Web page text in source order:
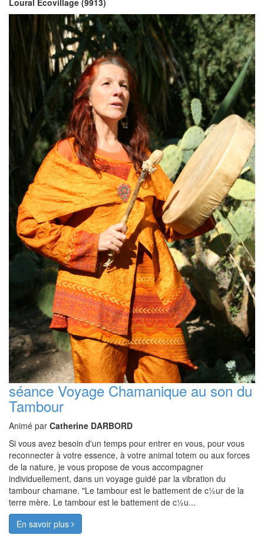
Loural Ecovillage (9913)
séance Voyage Chamanique au son du
Tambour
Animé par Catherine DARBORD
Si vous avez besoin d'un temps pour entrer en vous, pour vous
reconnecter à votre essence, à votre animal totem ou aux forces
de la nature, je vous propose de vous accompagner
individuellement, dans un voyage guidé par la vibration du
tambour chamane. "Le tambour est le battement de c½ur de la
terre mère. Le tambour est le battement de c½u...
En savoir plus